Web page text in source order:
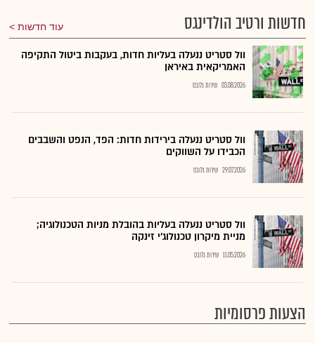
חדשות ורטיב הולדינגס
עוד חדשות
וול סטריט ננעלה בעליות חדות, בעקבות ביטול התקיפה
האמריקאית באיראן
03.08.2026 שירות גלובס
וול סטריט ננעלה בירידות חדות: הפד, הנפט והשבבים
הכבידו על השווקים
29.07.2026 שירות גלובס
וול סטריט ננעלה בעליות בהובלת מניות הטכנולוגיה;
מניית מיקרון טכנולוג'י זינקה
11.05.2026 שירות גלובס
הצעות פרסומיות